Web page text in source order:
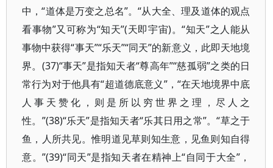
中，“道体是万变之总名”。“从大全、理及道体的观点
看事物”又可称为“知天”(天即宇宙)。“知天”之人能从
事物中获得“事天”“乐天”“同天”的新意义，此即天地境
界。(37)“事天”是指知天者“尊高年”“慈孤弱”之类的日
常行为对于他具有“超道德底意义”，“在天地境界中底
人事天赞化，则是所以穷世界之理，尽人之
性。”(38)“乐天”是指知天者“乐其日用之常”。“草之于
鱼，人所共见。惟明道见草则知生意，见鱼则知自得
意。”(39)“同天”是指知天者在精神上“自同于大全”，